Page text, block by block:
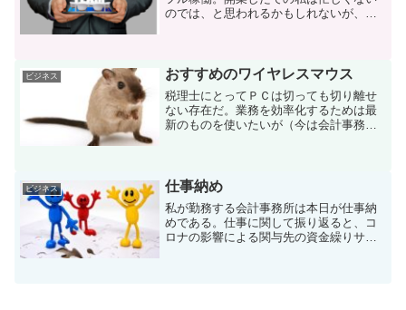
のでは、と思われるかもしれないが、他
ることがある。・創業...
ビジネス おすすめのワイヤレスマウス
税理士にとってＰＣは切っても切り離せ
ない存在だ。業務を効率化するためは最
新のものを使いたいが（今は会計事務所
事が出来る。まずはマウス...
ビジネス 仕事納め
私が勤務する会計事務所は本日が仕事納
めである。仕事に関して振り返ると、コ
ロナの影響による関与先の資金繰りサポ